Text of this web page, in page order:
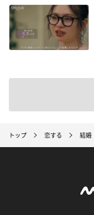
トップ 恋する 結婚